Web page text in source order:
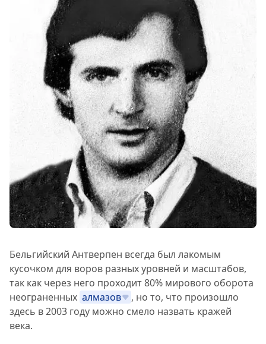
Бельгийский Антверпен всегда был лакомым
кусочком для воров разных уровней и масштабов,
так как через него проходит 80% мирового оборота
неограненных алмазов
, но то, что произошло
здесь в 2003 году можно смело назвать кражей
века.